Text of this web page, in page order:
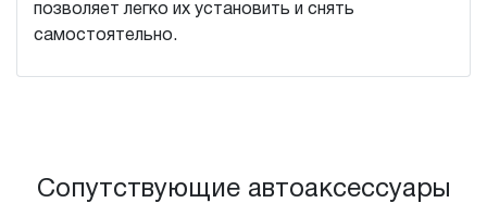
позволяет легко их установить и снять
самостоятельно.
Сопутствующие автоаксессуары